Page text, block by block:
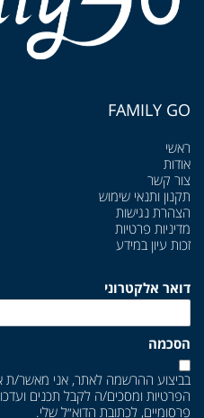
FAMILY GO
ראשי
אודות
צור קשר
תקנון ותנאי שימוש
הצהרת נגישות
מדיניות פרטיות
זכות עיון במידע
דואר אלקטרוני
הסכמה
בביצוע ההרשמה לאתר, אני מאשר/ת
הפרטיות ומסכים/ה לקבל תכנים
פרסומיים, לכתובת הדוא״ל שלי.